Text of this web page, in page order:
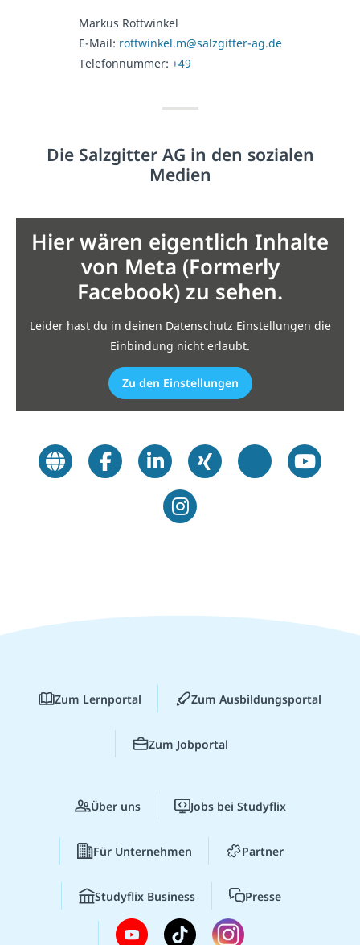
Markus Rottwinkel
E-Mail: rottwinkel.m@salzgitter-ag.de
Telefonnummer: +49
Die Salzgitter AG in den sozialen
Medien
Hier wären eigentlich Inhalte
von Meta (Formerly
Facebook) zu sehen.
Leider hast du in deinen Datenschutz Einstellungen die
Einbindung nicht erlaubt.
Zu den Einstellungen
Zum Lernportal Zum Ausbildungsportal
Zum Jobportal
Über uns Jobs bei Studyflix
Für Unternehmen Partner
Studyflix Business Presse